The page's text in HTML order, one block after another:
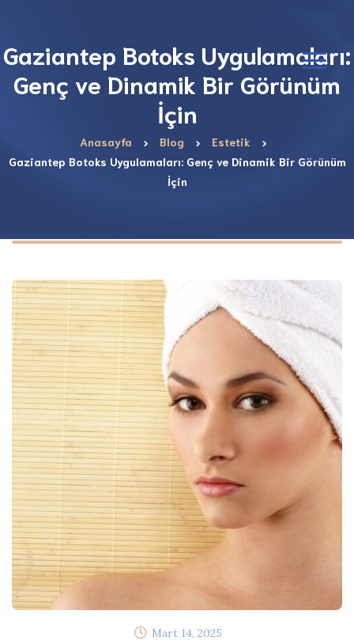
Gaziantep Botoks Uygulamaları:
Genç ve Dinamik Bir Görünüm
İçin
Anasayfa Blog
Estetik
Gaziantep Botoks Uygulamaları: Genç ve Dinamik Bir Görünüm
İçin
Mart 14, 2025